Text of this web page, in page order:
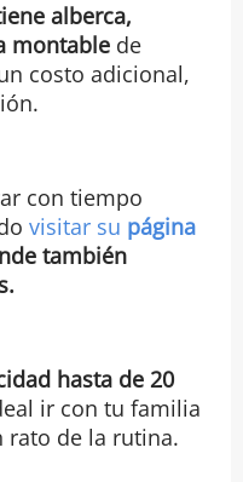
alberca,
montablede
costo adicional,
con tiempo
visitar su página
también
hasta de 20
ir con tu familia
rato de la rutina.